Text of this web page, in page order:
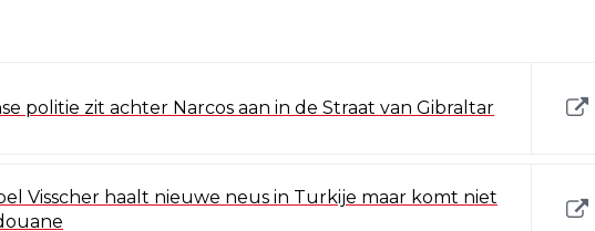
politie zit achter Narcos aan in de Straat van Gibraltar
Visscher haalt nieuwe neus in Turkije maar komt niet